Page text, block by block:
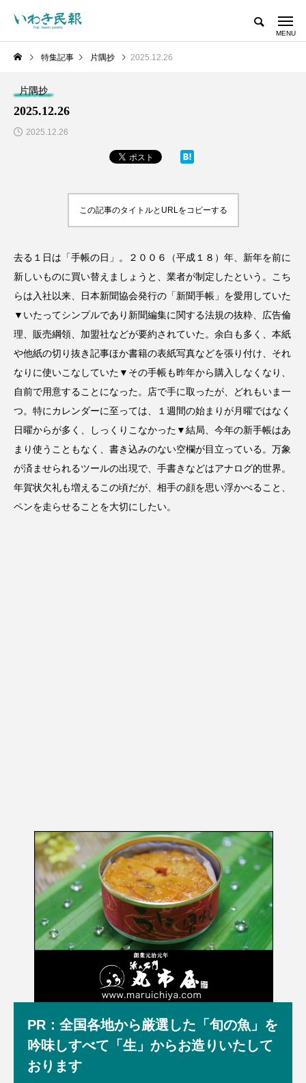
特集記事 片隅抄 2025.12.26
片隅抄
2025.12.26
2025.12.26
この記事のタイトルとURLをコピーする
去る１日は「手帳の日」。２００６（平成１８）年、新年を前に
新しいものに買い替えましょうと、業者が制定したという。こち
らは入社以来、日本新聞協会発行の「新聞手帳」を愛用していた
▼いたってシンプルであり新聞編集に関する法規の抜粋、広告倫
理、販売綱領、加盟社などが要約されていた。余白も多く、本紙
や他紙の切り抜き記事ほか書籍の表紙写真などを張り付け、それ
なりに使いこなしていた▼その手帳も昨年から購入しなくなり、
自前で用意することになった。店で手に取ったが、どれもいま一
つ。特にカレンダーに至っては、１週間の始まりが月曜ではなく
日曜からが多く、しっくりこなかった▼結局、今年の新手帳はあ
まり使うこともなく、書き込みのない空欄が目立っている。万象
が済ませられるツールの出現で、手書きなどはアナログ的世界。
年賀状欠礼も増えるこの頃だが、相手の顔を思い浮かべること、
ペンを走らせることを大切にしたい。
PR：全国各地から厳選した「旬の魚」を
吟味しすべて「生」からお造りいたして
おります